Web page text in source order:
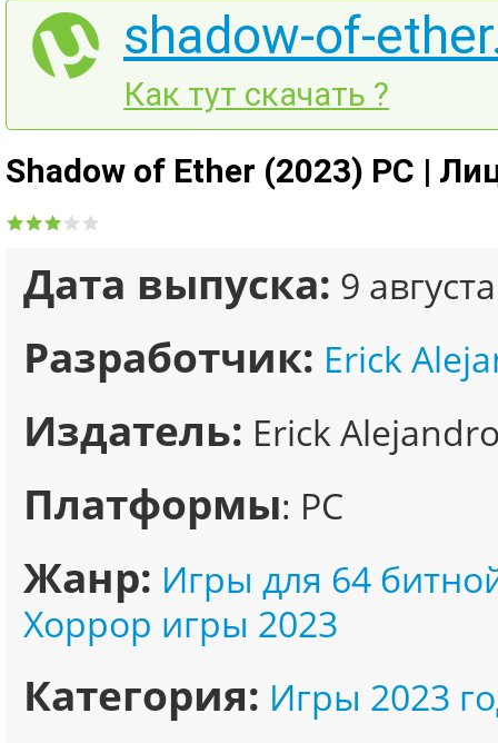
shadow-of-
Как тут скачать ?
Shadow of Ether (2023) PC |
Дата выпуска: 9
Разработчик: Erick
Издатель: Erick
Платформы: PC
Жанр: Игры для 64
Хоррор игры 2023
Категория: Игры 2023